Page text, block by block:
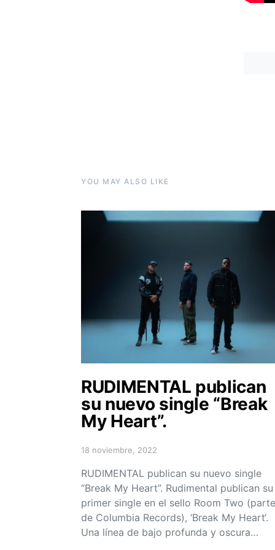
YOU MAY ALSO LIKE
RUDIMENTAL publican
su nuevo single “Break
My Heart”.
Posted on
18 noviembre, 2022
RUDIMENTAL publican su nuevo single
“Break My Heart”. Rudimental publican su
primer single en el sello Room Two (parte
de Columbia Records), ‘Break My Heart‘.
Una línea de bajo profunda y oscura…